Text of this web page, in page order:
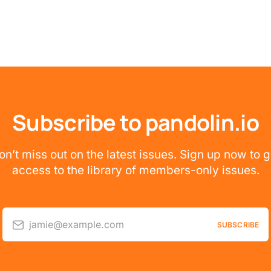
Subscribe to pandolin.io
miss out on the latest issues. Sign up now to
access to the library of members-only issues.
jamie@example.com SUBSCRIBE